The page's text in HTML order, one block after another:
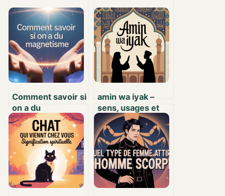
Comment savoir si
on a du
magnétisme :
signes clairs et
pistes à explorer
amin wa iyak –
sens, usages et
portée culturelle
d’une expression
populaire